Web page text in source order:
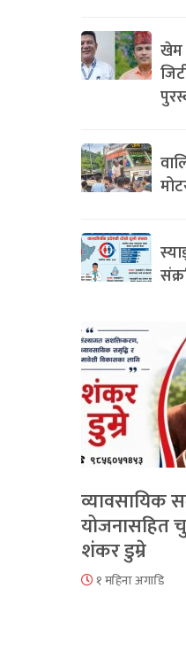
खेम
व्यावसायिक
योजनासहित
शंकर डुम्रे
१ महिना अगाडि